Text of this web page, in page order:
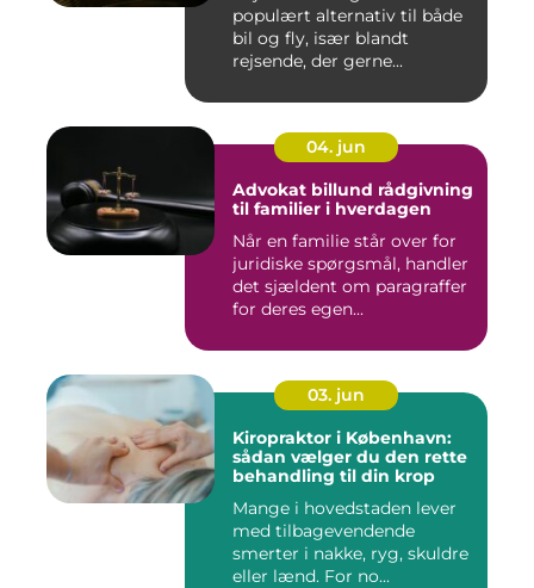
populært alternativ til både
bil og fly, især blandt
rejsende, der gerne...
04. jun
Advokat billund rådgivning
til familier i hverdagen
Når en familie står over for
juridiske spørgsmål, handler
det sjældent om paragraffer
for deres egen...
03. jun
Kiropraktor i København:
sådan vælger du den rette
behandling til din krop
Mange i hovedstaden lever
med tilbagevendende
smerter i nakke, ryg, skuldre
eller lænd. For no...